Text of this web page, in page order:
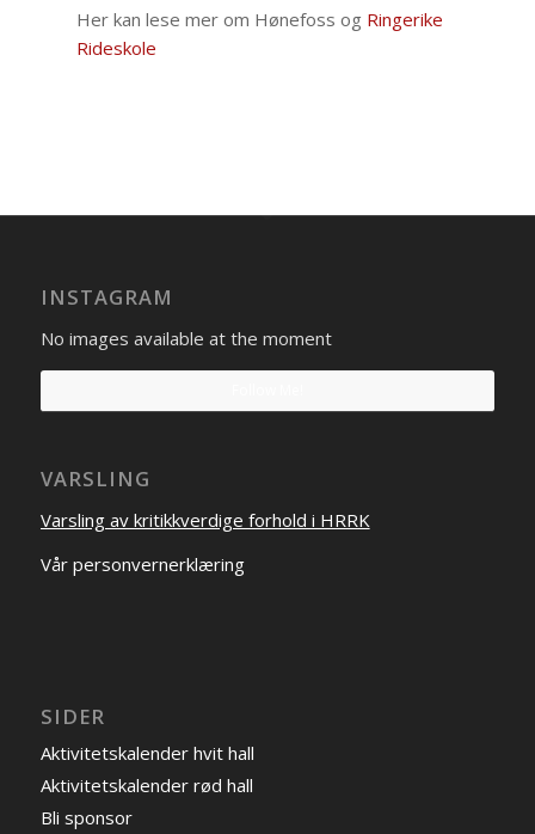
Her kan lese mer om Hønefoss og Ringerike
Rideskole
INSTAGRAM
No images available at the moment
VARSLING
Varsling av kritikkverdige forhold i HRRK
Vår personvernerklæring
SIDER
Aktivitetskalender hvit hall
Aktivitetskalender rød hall
Bli sponsor